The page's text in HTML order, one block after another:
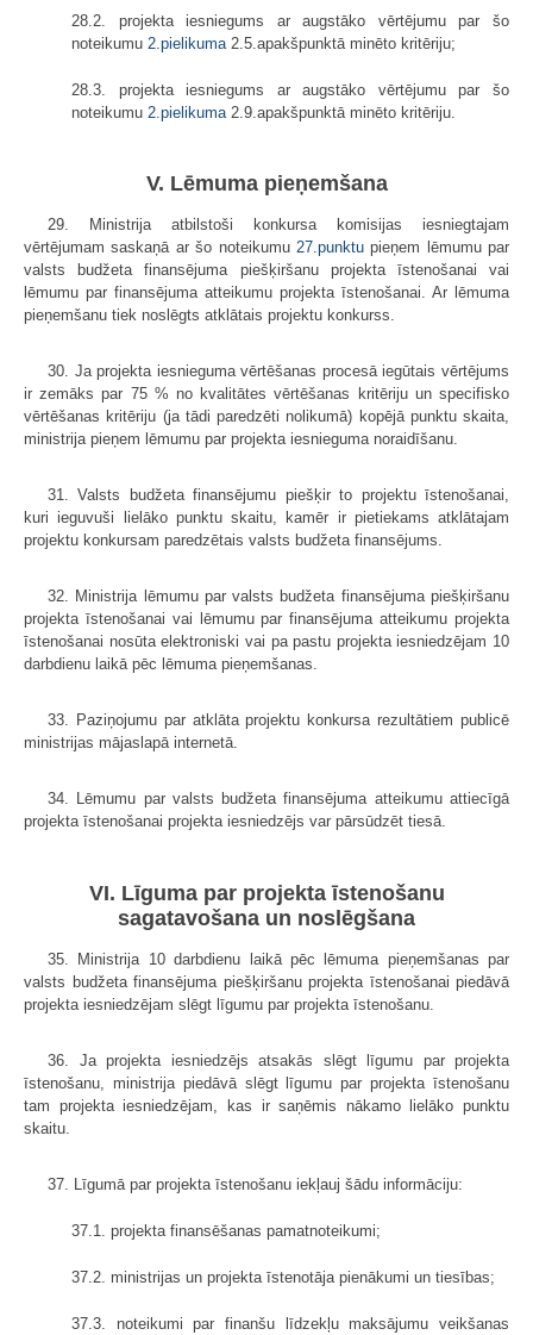
28.2. projekta iesniegums ar augstāko vērtējumu par šo
noteikumu 2.pielikuma 2.5.apakšpunktā minēto kritēriju;
28.3. projekta iesniegums ar augstāko vērtējumu par šo
noteikumu 2.pielikuma 2.9.apakšpunktā minēto kritēriju.
V. Lēmuma pieņemšana
29. Ministrija atbilstoši konkursa komisijas iesniegtajam
vērtējumam saskaņā ar šo noteikumu 27.punktupieņem lēmumu par
valsts budžeta finansējuma piešķiršanu projekta īstenošanai vai
lēmumu par finansējuma atteikumu projekta īstenošanai. Ar lēmuma
pieņemšanu tiek noslēgts atklātais projektu konkurss.
30. Ja projekta iesnieguma vērtēšanas procesā iegūtais vērtējums
ir zemāks par 75 % no kvalitātes vērtēšanas kritēriju un specifisko
vērtēšanas kritēriju (ja tādi paredzēti nolikumā) kopējā punktu skaita,
ministrija pieņem lēmumu par projekta iesnieguma noraidīšanu.
31. Valsts budžeta finansējumu piešķir to projektu īstenošanai,
kuri ieguvuši lielāko punktu skaitu, kamēr ir pietiekams atklātajam
projektu konkursam paredzētais valsts budžeta finansējums.
32. Ministrija lēmumu par valsts budžeta finansējuma piešķiršanu
projekta īstenošanai vai lēmumu par finansējuma atteikumu projekta
īstenošanai nosūta elektroniski vai pa pastu projekta iesniedzējam 10
darbdienu laikā pēc lēmuma pieņemšanas.
33. Paziņojumu par atklāta projektu konkursa rezultātiem publicē
ministrijas mājaslapā internetā.
34. Lēmumu par valsts budžeta finansējuma atteikumu attiecīgā
projekta īstenošanai projekta iesniedzējs var pārsūdzēt tiesā.
VI. Līguma par projekta īstenošanu
sagatavošana un noslēgšana
35. Ministrija 10 darbdienu laikā pēc lēmuma pieņemšanas par
valsts budžeta finansējuma piešķiršanu projekta īstenošanai piedāvā
projekta iesniedzējam slēgt līgumu par projekta īstenošanu.
36. Ja projekta iesniedzējs atsakās slēgt līgumu par projekta
īstenošanu, ministrija piedāvā slēgt līgumu par projekta īstenošanu
tam projekta iesniedzējam, kas ir saņēmis nākamo lielāko punktu
skaitu.
37. Līgumā par projekta īstenošanu iekļauj šādu informāciju:
37.1. projekta finansēšanas pamatnoteikumi;
37.2. ministrijas un projekta īstenotāja pienākumi un tiesības;
37.3. noteikumi par finanšu līdzekļu maksājumu veikšanas